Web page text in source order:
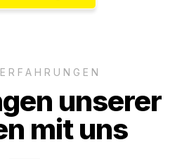
unserer
mit uns